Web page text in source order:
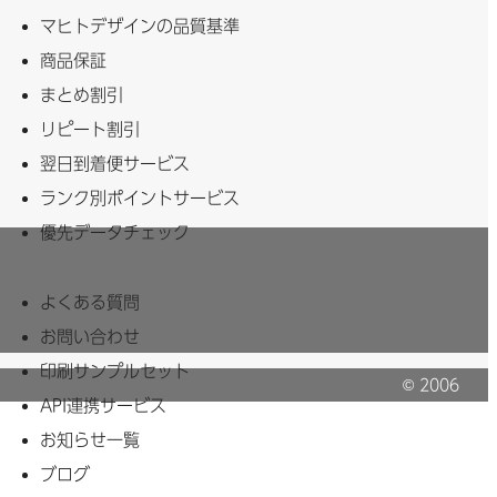
マヒトデザインの品質基準
商品保証
まとめ割引
リピート割引
翌日到着便サービス
ランク別ポイントサービス
優先データチェック
よくある質問
お問い合わせ
印刷サンプルセット
API連携サービス
お知らせ一覧
ブログ
© 2006